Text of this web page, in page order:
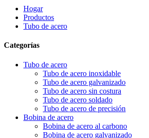
Hogar
Productos
Tubo de acero
Categorías
Tubo de acero
Tubo de acero inoxidable
Tubo de acero galvanizado
Tubo de acero sin costura
Tubo de acero soldado
Tubo de acero de precisión
Bobina de acero
Bobina de acero al carbono
Bobina de acero galvanizado